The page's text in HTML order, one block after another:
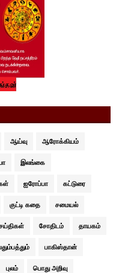
ஆய்வு ஆரோக்கியம்
இலங்கை
ஐரோப்பா கட்டுரை
குட்டி கதை சமையல்
சோதிடம் தாயகம்
பாகிஸ்தான்
புலம் பொது அறிவு